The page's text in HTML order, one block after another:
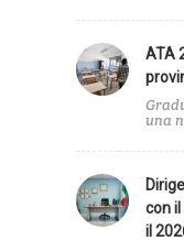
ATA
una
con
il